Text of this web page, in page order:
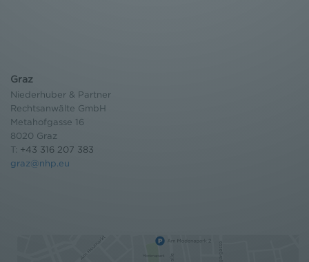
Graz
Niederhuber & Partner
Rechtsanwälte GmbH
Metahofgasse 16
8020 Graz
T: +43 316 207 383
graz@nhp.eu